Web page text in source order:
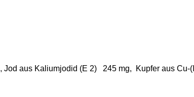
Jod aus Kaliumjodid (E 2) 245 mg, Kupfer aus Cu-